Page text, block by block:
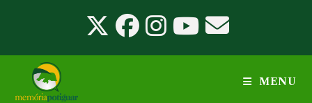
conteúdo
MENU